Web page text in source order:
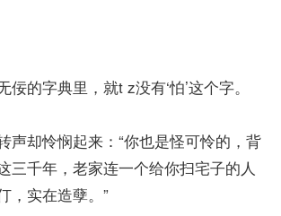
的字典里，就t z没有‘怕’这个字。
声却怜悯起来：“你也是怪可怜的，背
三千年，老家连一个给你扫宅子的人
，实在造孽。”